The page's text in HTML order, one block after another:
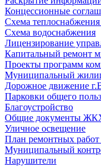
Концессионные
Схема теплоснабжения
Схема водоснабжения
Лицензирование
Капитальный ремонт
Проекты программ
Муниципальный
Дорожное движение
Парковки общего
Благоустройство
Общие документы
Уличное освещение
План ремонтных
Муниципальный
Нарушители